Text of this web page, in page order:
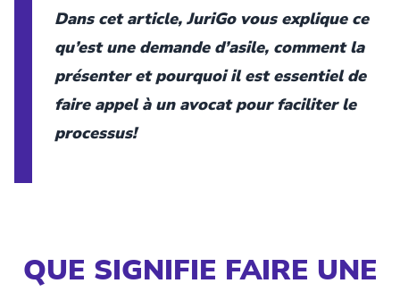
Dans cet article, JuriGo vous explique ce
qu’est une demande d’asile, comment la
présenter et pourquoi il est essentiel de
faire appel à un avocat pour faciliter le
processus!
QUE SIGNIFIE FAIRE UNE